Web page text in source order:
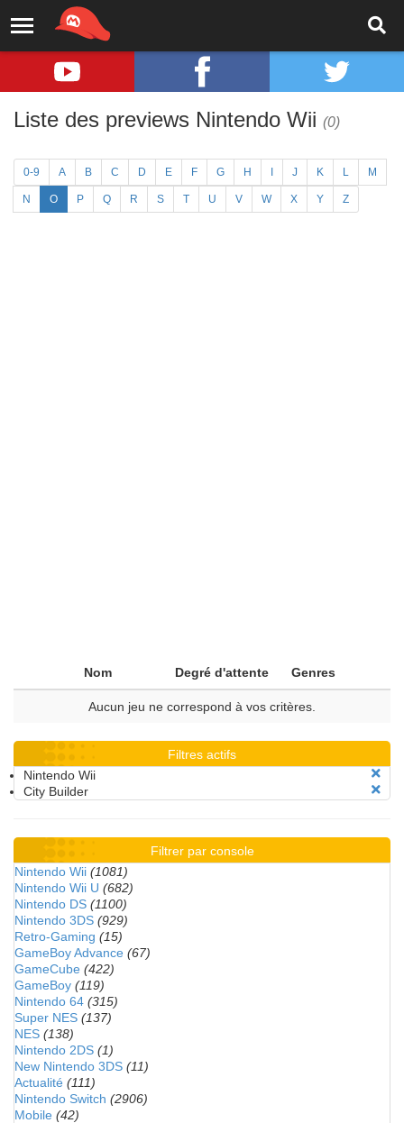
Liste des previews Nintendo Wii (0)
0-9 A B C D E F G H J K L M
N O P Q R S T U V W X Y Z
Nom Degré d'attente Genres
Aucun jeu ne correspond à vos critères.
Filtres actifs
Nintendo Wii
City Builder
Filtrer par console
Nintendo Wii (1081)
Nintendo Wii U (682)
Nintendo DS (1100)
Nintendo 3DS (929)
Retro-Gaming (15)
GameBoy Advance (67)
GameCube (422)
GameBoy (119)
Nintendo 64 (315)
Super NES (137)
NES (138)
Nintendo 2DS (1)
New Nintendo 3DS (11)
Actualité (111)
Nintendo Switch (2906)
Mobile (42)